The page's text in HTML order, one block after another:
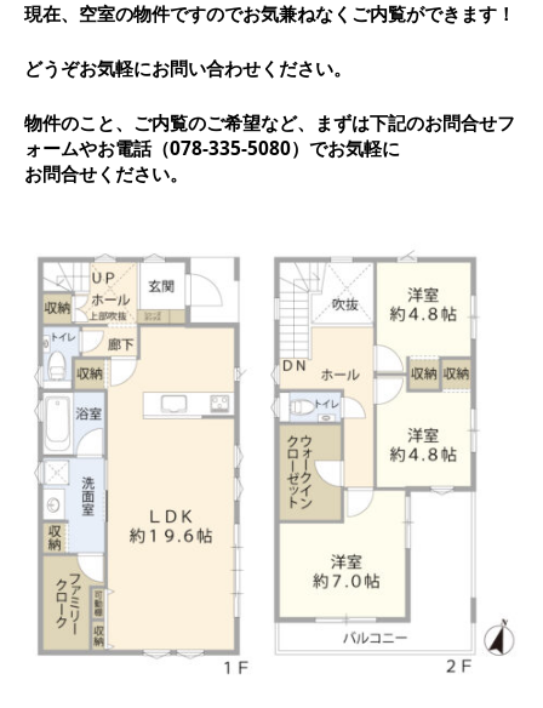
現在、空室の物件ですのでお気兼ねなくご内覧ができます！
どうぞお気軽にお問い合わせください。
物件のこと、ご内覧のご希望など、まずは下記のお問合せフ
ォームやお電話（078-335-5080）でお気軽に
お問合せください。